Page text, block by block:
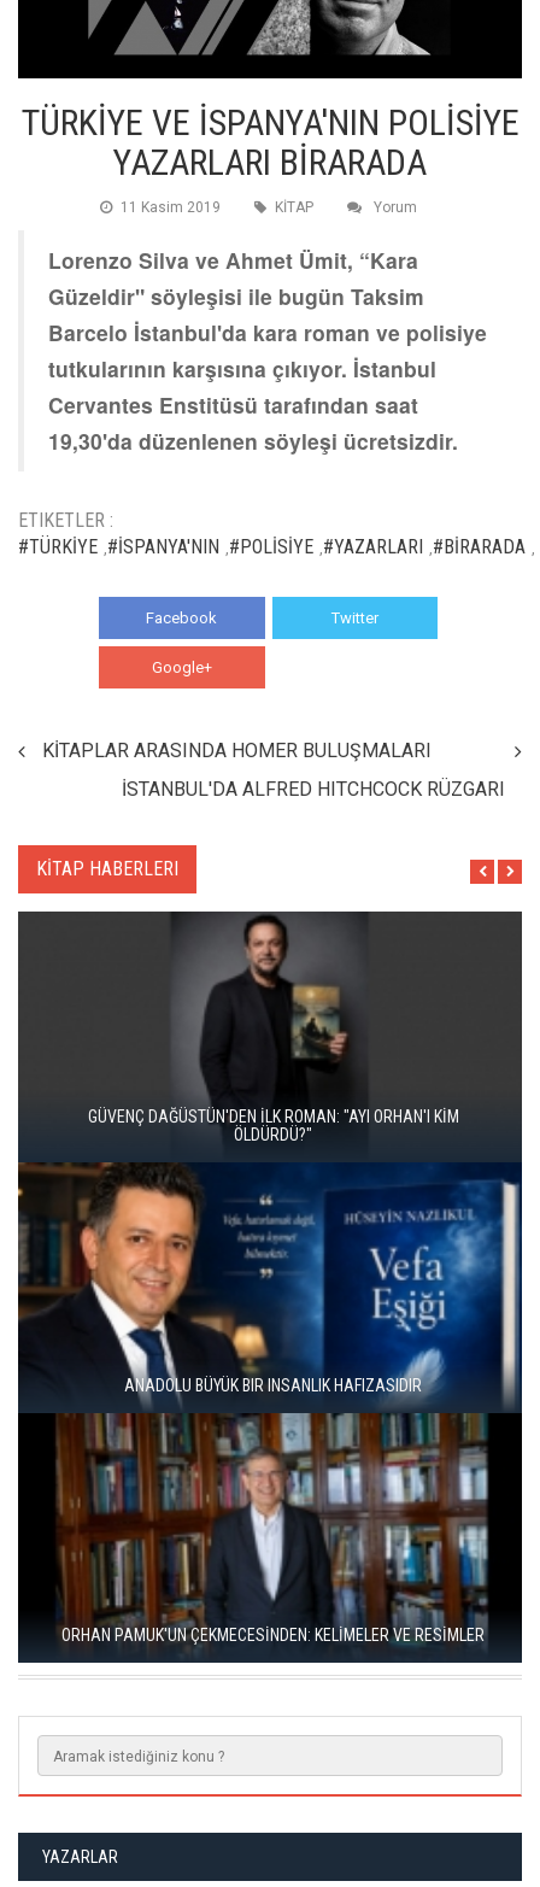
TÜRKİYE VE İSPANYA'NIN POLİSİYE
YAZARLARI BİRARADA
11 Kasim 2019 KİTAP Yorum
Lorenzo Silva ve Ahmet Ümit, “Kara
Güzeldir" söyleşisi ile bugün Taksim
Barcelo İstanbul'da kara roman ve polisiye
tutkularının karşısına çıkıyor. İstanbul
Cervantes Enstitüsü tarafından saat
19,30'da düzenlenen söyleşi ücretsizdir.
ETIKETLER :
#TÜRKİYE #İSPANYA'NIN #POLİSİYE #YAZARLARI #BİRARADA
Facebook Twitter
Google+
KİTAPLAR ARASINDA HOMER BULUŞMALARI
İSTANBUL'DA ALFRED HITCHCOCK RÜZGARI
KİTAP HABERLERI
İKİ KİTAP VE BİTMEYEN BİR ENERJİ
ÜNAL ERSÖZLÜ’NÜN YENİ ŞİİR KİTABI “BÖĞÜRTLEN ÖPÜCÜĞÜ”
YAYIMLANDI
RIZA SÖNMEZ: ‘ANADOLU, SANILDIĞINDAN ÇOK DAHA VEGAN"
YAZARLAR